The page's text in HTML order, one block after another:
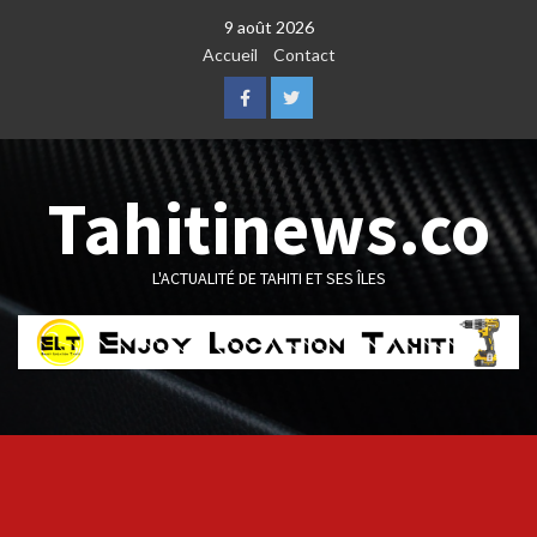
9 août 2026
Accueil
Contact
FacebookTwitter
Tahitinews.co
L'ACTUALITÉ DE TAHITI ET SES ÎLES